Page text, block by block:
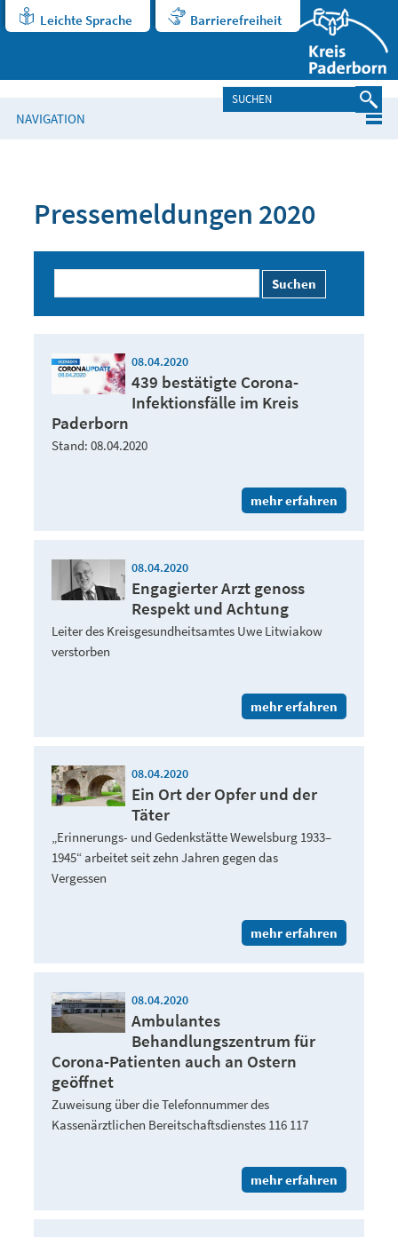
Leichte Sprache Barrierefreiheit
NAVIGATION
Pressemeldungen 2020
Suchen
08.04.2020
439 bestätigte Corona-
Infektionsfälle im Kreis
Paderborn
Stand: 08.04.2020
mehr erfahren
08.04.2020
Engagierter Arzt genoss
Respekt und Achtung
Leiter des Kreisgesundheitsamtes Uwe Litwiakow
verstorben
mehr erfahren
08.04.2020
Ein Ort der Opfer und der
Täter
„Erinnerungs- und Gedenkstätte Wewelsburg 1933–
1945“ arbeitet seit zehn Jahren gegen das
Vergessen
mehr erfahren
08.04.2020
Ambulantes
Behandlungszentrum für
Corona-Patienten auch an Ostern
geöffnet
Zuweisung über die Telefonnummer des
Kassenärztlichen Bereitschaftsdienstes 116 117
mehr erfahren